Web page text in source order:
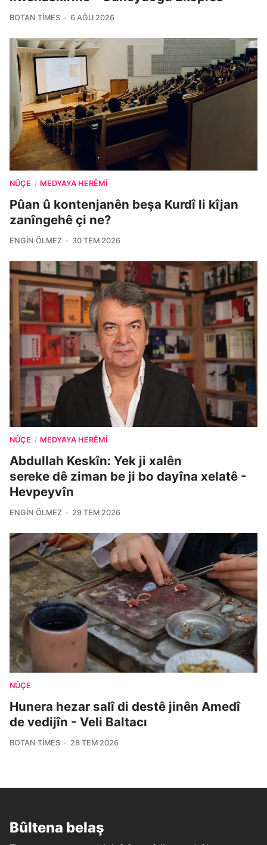
BOTAN TIMES 6 AĞU 2026
NÛÇE / MEDYAYA HERÊMÎ
Pûan û kontenjanên beşa Kurdî li kîjan
zanîngehê çi ne?
ENGIN ÖLMEZ 30 TEM 2026
NÛÇE / MEDYAYA HERÊMÎ
Abdullah Keskîn: Yek ji xalên
sereke dê ziman be ji bo dayîna xelatê -
Hevpeyvîn
ENGIN ÖLMEZ 29 TEM 2026
NÛÇE
Hunera hezar salî di destê jinên Amedî
de vedijîn - Veli Baltacı
BOTAN TIMES 28 TEM 2026
Bûltena belaş